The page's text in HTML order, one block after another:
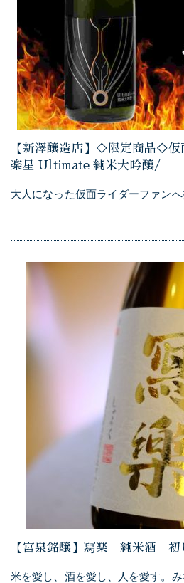
【新澤醸造店】◇限定商品◇仮
楽星 Ultimate 純米大吟醸/
大人になった仮面ライダーファンへ
【宮泉銘醸】冩楽 純米酒 初
米を愛し、酒を愛し、人を愛す。